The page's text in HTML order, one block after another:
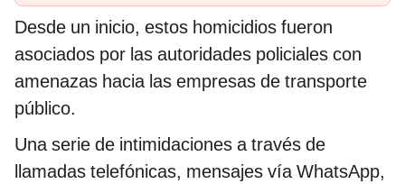
Desde un inicio, estos homicidios fueron
asociados por las autoridades policiales con
amenazas hacia las empresas de transporte
público.
Una serie de intimidaciones a través de
llamadas telefónicas, mensajes vía WhatsApp,